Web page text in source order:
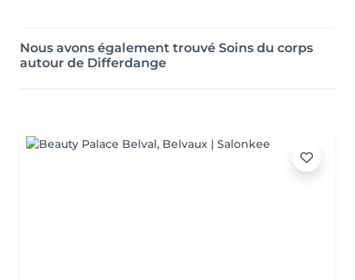
Nous avons également trouvé Soins du corps
autour de Differdange